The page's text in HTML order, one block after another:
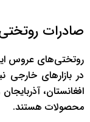
صادرات
روتختی‌های عروس
در بازارهای خارجی
افغانستان،
محصولات هستند.